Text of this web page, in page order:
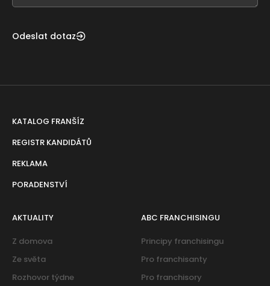
Odeslat dotaz
KATALOG FRANŠÍZ
REGISTR KANDIDÁTŮ
REKLAMA
PORADENSTVÍ
AKTUALITY
Z domova
Ze světa
Rozhovor týdne
ABC FRANCHISINGU
Principy franchisingu
Pro franchisanty
Pro franchisory